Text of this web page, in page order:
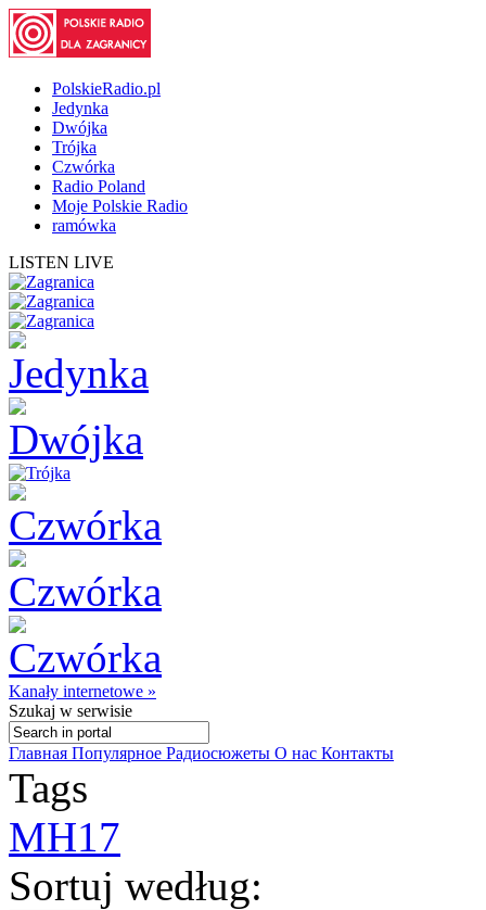
PolskieRadio.pl
Jedynka
Dwójka
Trójka
Czwórka
Radio Poland
Moje Polskie Radio
ramówka
LISTEN LIVE
Kanały internetowe »
Szukaj w serwisie
Главная Популярное Радиосюжеты О нас Контакты
Tags
MH17
Sortuj według: